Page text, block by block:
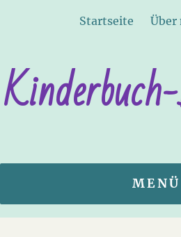
Startseite Über
MENÜ